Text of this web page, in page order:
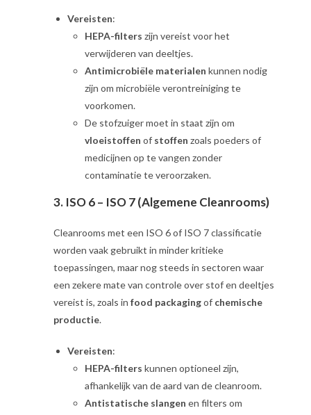
Vereisten:
HEPA-filters zijn vereist voor het
verwijderen van deeltjes.
Antimicrobiële materialen kunnen nodig
zijn om microbiële verontreiniging te
voorkomen.
De stofzuiger moet in staat zijn om
vloeistoffen of stoffen zoals poeders of
medicijnen op te vangen zonder
contaminatie te veroorzaken.
3. ISO 6 – ISO 7 (Algemene Cleanrooms)
Cleanrooms met een ISO 6 of ISO 7 classificatie
worden vaak gebruikt in minder kritieke
toepassingen, maar nog steeds in sectoren waar
een zekere mate van controle over stof en deeltjes
vereist is, zoals infood packagingof chemische
productie.
Vereisten:
HEPA-filters kunnen optioneel zijn,
afhankelijk van de aard van de cleanroom.
Antistatische slangen en filters om